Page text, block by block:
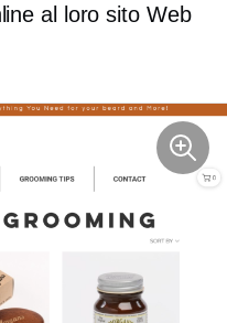
al loro sito Web